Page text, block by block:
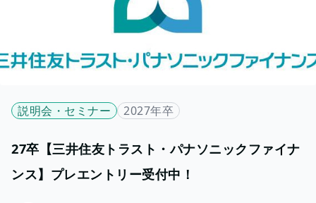
説明会・セミナー 2027年卒
27卒【三井住友トラスト・パナソニックファイナ
ンス】プレエントリー受付中！